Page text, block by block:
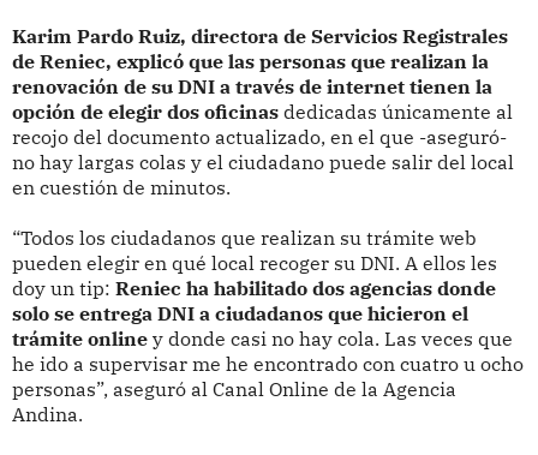
Karim Pardo Ruiz, directora de Servicios Registrales
de Reniec, explicó que las personas que realizan la
renovación de su DNI a través de internet tienen la
opción de elegir dos oficinasdedicadas únicamente al
recojo del documento actualizado, en el que -aseguró-
no hay largas colas y el ciudadano puede salir del local
en cuestión de minutos.
“Todos los ciudadanos que realizan su trámite web
pueden elegir en qué local recoger su DNI. A ellos les
doy un tip: Reniec ha habilitado dos agencias donde
solo se entrega DNI a ciudadanos que hicieron el
trámite online y donde casi no hay cola. Las veces que
he ido a supervisar me he encontrado con cuatro u ocho
personas”, aseguró al Canal Online de la Agencia
Andina.